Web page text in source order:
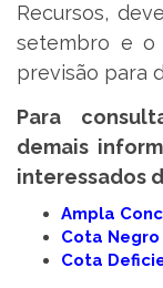
Recursos,
setembro e o
previsão para
Para
demais
interessados
Ampla
Cota Negro
Cota